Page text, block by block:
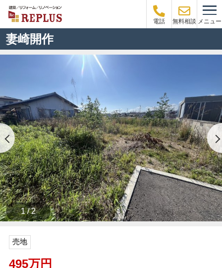
電話 無料相談 メニュー
妻崎開作
1 / 2
売地
495万円